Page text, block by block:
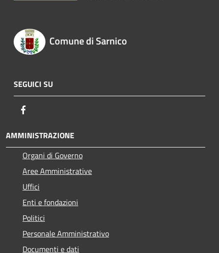
Comune di Sarnico
SEGUICI SU
AMMINISTRAZIONE
Organi di Governo
Aree Amministrative
Uffici
Enti e fondazioni
Politici
Personale Amministrativo
Documenti e dati